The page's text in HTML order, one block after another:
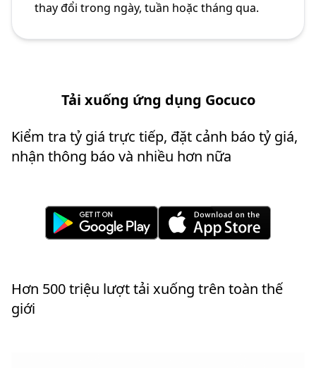
thay đổi trong ngày, tuần hoặc tháng qua.
Tải xuống ứng dụng Gocuco
Kiểm tra tỷ giá trực tiếp, đặt cảnh báo tỷ giá,
nhận thông báo và nhiều hơn nữa
Hơn 500 triệu lượt tải xuống trên toàn thế
giới